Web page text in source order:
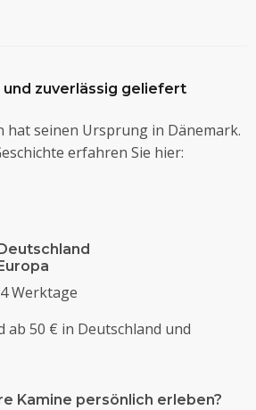
und zuverlässig geliefert
hat seinen Ursprung in Dänemark.
erfahren Sie hier:
Werktage
ab 50 € in Deutschland und
Kamine persönlich erleben?